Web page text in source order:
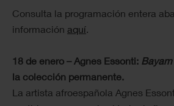
Consulta la programación entera
información aquí.
18 de enero – Agnes Essonti:
la colección permanente.
La artista afroespañola Agnes